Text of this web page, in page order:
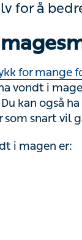
mange
vondt i
ha
vil gå over.
magen er: